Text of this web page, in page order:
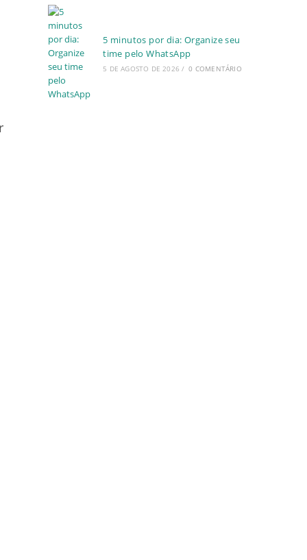
5 minutos por dia: Organize seu
time pelo WhatsApp
5 DE AGOSTO DE 2026 / 0 COMENTÁRIO